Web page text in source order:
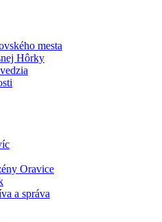
mesta
Hôrky
Oravice
a správa